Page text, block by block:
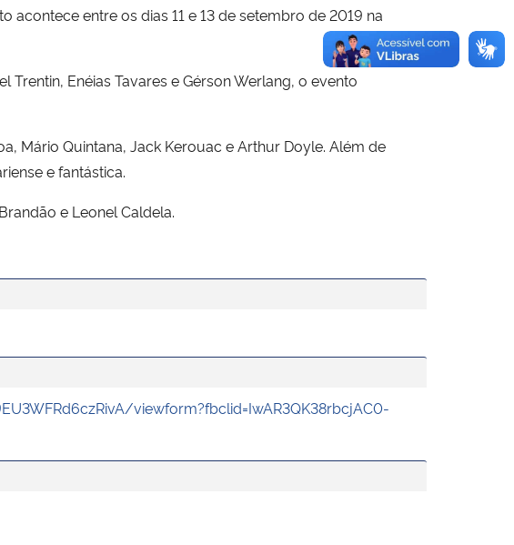
acontece entre os dias 11 e 13 de setembro de 2019 na
Enéias Tavares e Gérson Werlang, o evento
Mário Quintana, Jack Kerouac e Arthur Doyle. Além de
e fantástica.
e Leonel Caldela.
viewform?fbclid=IwAR3QK38rbcjAC0-